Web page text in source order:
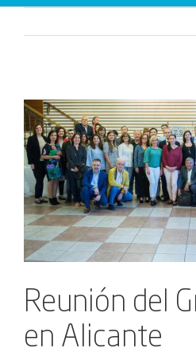
Ver
imagen
más
grande
Reunión del
en Alicante